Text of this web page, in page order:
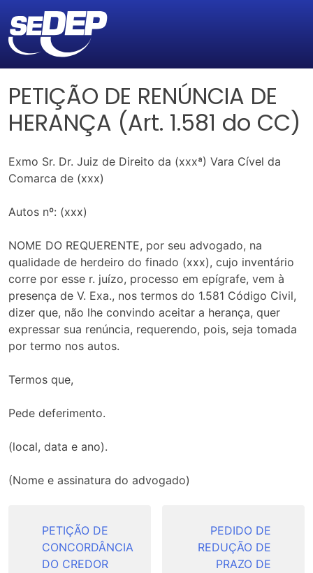
PETIÇÃO DE RENÚNCIA DE
HERANÇA (Art. 1.581 do CC)
Exmo Sr. Dr. Juiz de Direito da (xxxª) Vara Cível da
Comarca de (xxx)
Autos nº: (xxx)
NOME DO REQUERENTE, por seu advogado, na
qualidade de herdeiro do finado (xxx), cujo inventário
corre por esse r. juízo, processo em epígrafe, vem à
presença de V. Exa., nos termos do 1.581 Código Civil,
dizer que, não lhe convindo aceitar a herança, quer
expressar sua renúncia, requerendo, pois, seja tomada
por termo nos autos.
Termos que,
Pede deferimento.
(local, data e ano).
(Nome e assinatura do advogado)
Post
PETIÇÃO DE
CONCORDÂNCIA
DO CREDOR
PEDIDO DE
REDUÇÃO DE
PRAZO DE